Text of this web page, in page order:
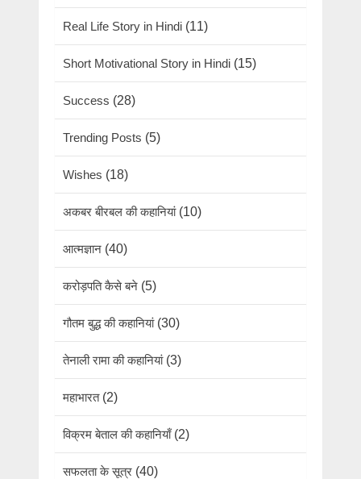
Real Life Story in Hindi (11)
Short Motivational Story in Hindi (15)
Success (28)
Trending Posts (5)
Wishes (18)
अकबर बीरबल की कहानियां(10)
आत्मज्ञान (40)
करोड़पति कैसे बने (5)
गौतम बुद्ध की कहानियां(30)
तेनाली रामा की कहानियां(3)
महाभारत(2)
विक्रम बेताल की कहानियाँ(2)
सफलता के सूत्र (40)